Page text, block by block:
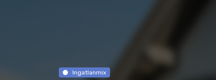
Ingatlanmix